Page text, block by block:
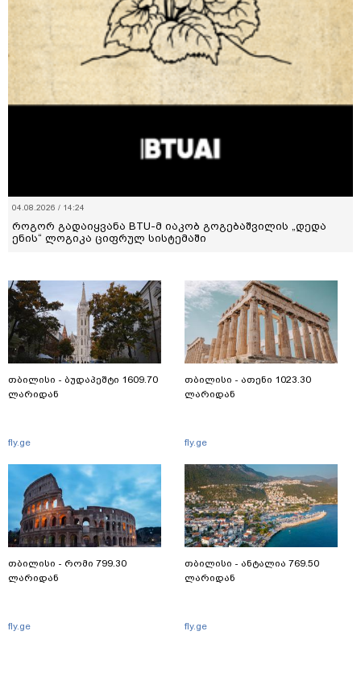
04.08.2026 / 14:24
როგორ გადაიყვანა BTU-მ იაკობ გოგებაშვილის „დედა
ენის“ ლოგიკა ციფრულ სისტემაში
თბილისი - ბუდაპეშტი 1609.70
ლარიდან
fly.ge
თბილისი - რომი 799.30
ლარიდან
fly.ge
თბილისი - ათენი 1023.30
ლარიდან
fly.ge
თბილისი - ანტალია 769.50
ლარიდან
fly.ge